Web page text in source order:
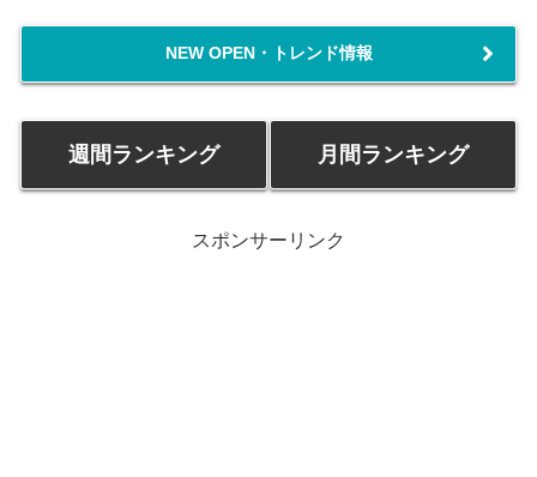
NEW OPEN・トレンド情報
週間ランキング 月間ランキング
スポンサーリンク